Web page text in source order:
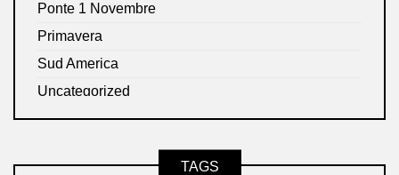
Ponte 1 Novembre
Primavera
Sud America
Uncategorized
TAGS